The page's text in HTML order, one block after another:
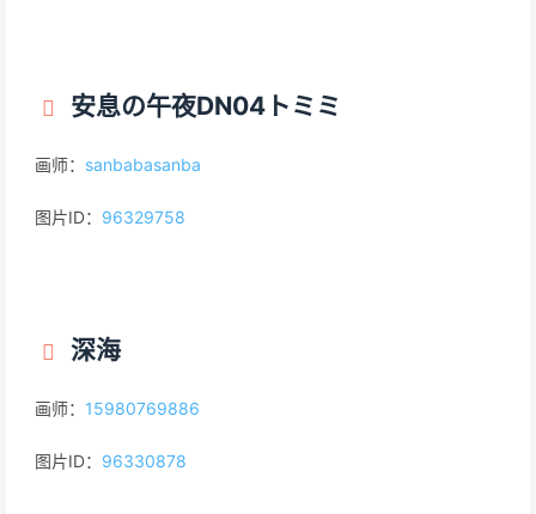
安息の午夜DN04トミミ
画师： sanbabasanba
图片ID： 96329758
深海
画师： 15980769886
图片ID： 96330878